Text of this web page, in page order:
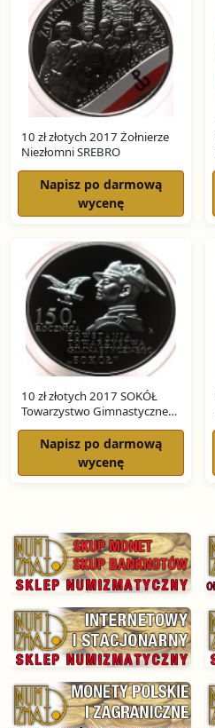
10 zł złotych 2017 Żołnierze
Niezłomni SREBRO
Napisz po darmową
wycenę
10 zł złotych 2017 SOKÓŁ
Towarzystwo Gimnastyczne
SREBRO
Napisz po darmową
wycenę